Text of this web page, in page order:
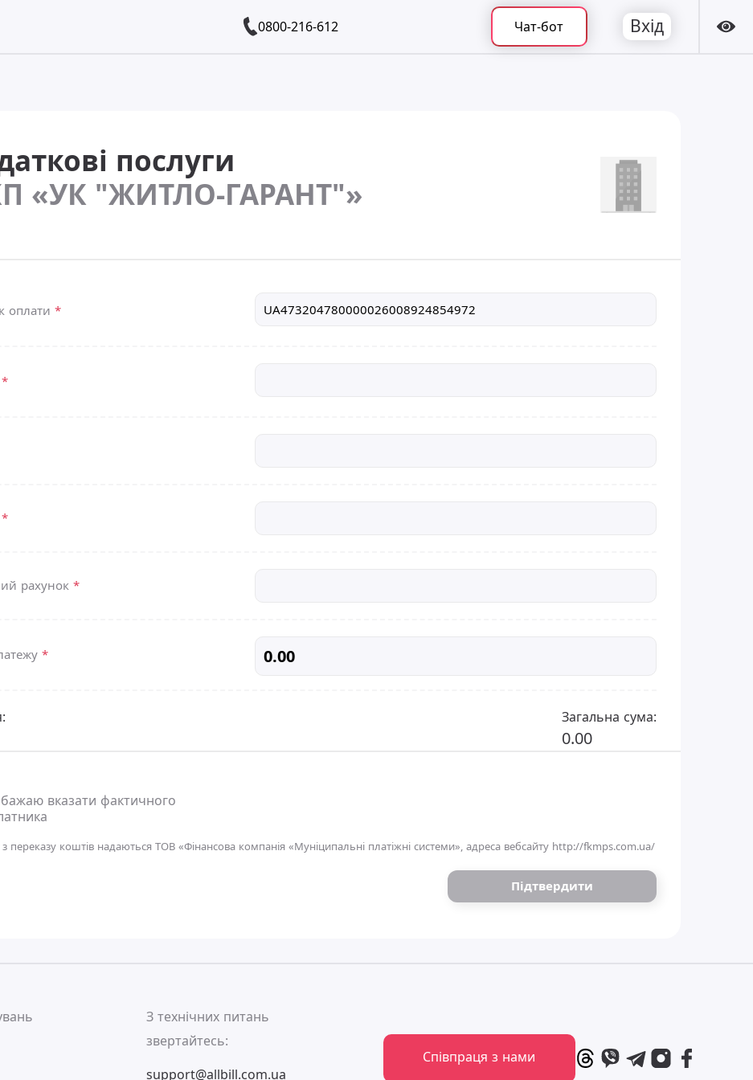
0800-216-612 Чат-бот Вхід
послуги
«УК "ЖИТЛО-ГАРАНТ"»
оплати *
*
*
рахунок *
*
Загальна сума:
0.00
вказати фактичного
переказу коштів надаються ТОВ «Фінансова компанія «Муніципальні платіжні системи», адреса вебсайту http://fkmps.com.ua/
Підтвердити
З технічних питань
звертайтесь:
support@allbill.com.ua
Співпраця з нами